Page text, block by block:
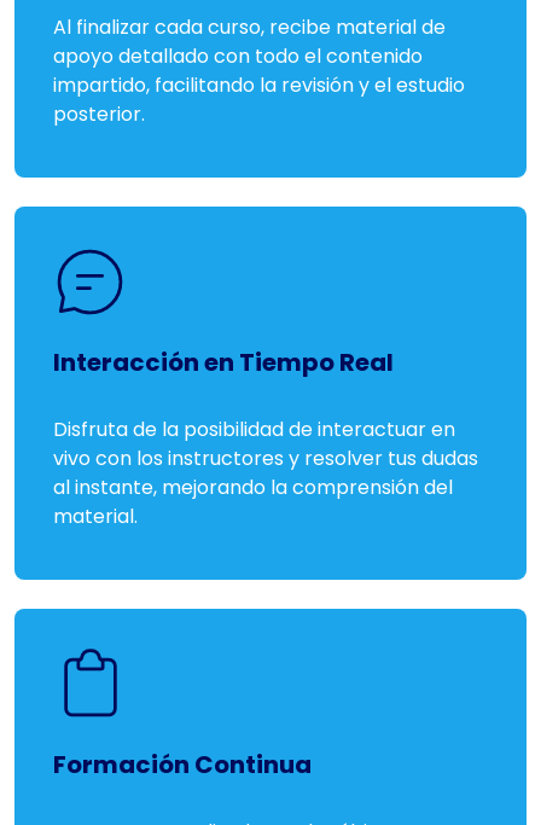
Al finalizar cada curso, recibe material de
apoyo detallado con todo el contenido
impartido, facilitando la revisión y el estudio
posterior.
Interacción en Tiempo Real
Disfruta de la posibilidad de interactuar en
vivo con los instructores y resolver tus dudas
al instante, mejorando la comprensión del
material.
Formación Continua